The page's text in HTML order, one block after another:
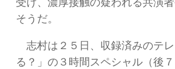
そうだ。
志村は２５日、収録済みのテ
る？」の３時間スペシャル（後